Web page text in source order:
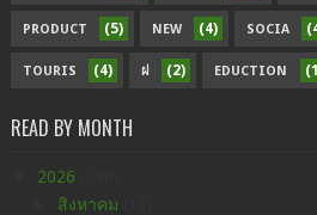
PRODUCT (5) NEW (4) SOCIA
TOURIS (4) ฝ (2) EDUCTION
READ BY MONTH
2026
สิงหาคม